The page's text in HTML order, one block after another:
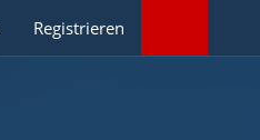
Registrieren